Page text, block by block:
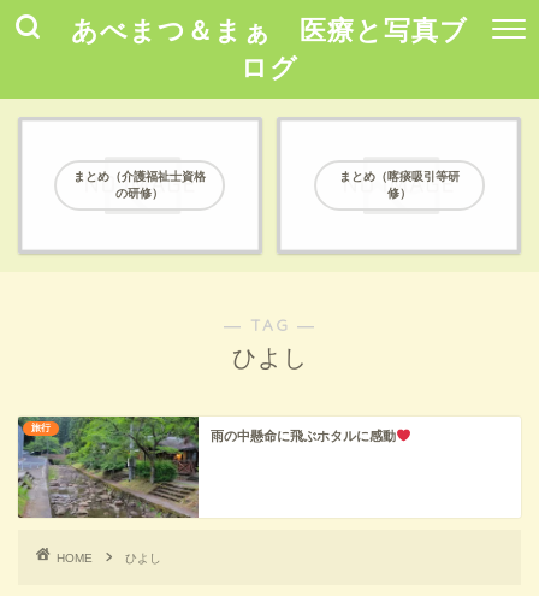
あべまつ＆まぁ 医療と写真ブ
ログ
まとめ（介護福祉士資格
の研修）
まとめ（喀痰吸引等研
修）
― TAG ―
ひよし
旅行
雨の中懸命に飛ぶホタルに感動
HOME ひよし